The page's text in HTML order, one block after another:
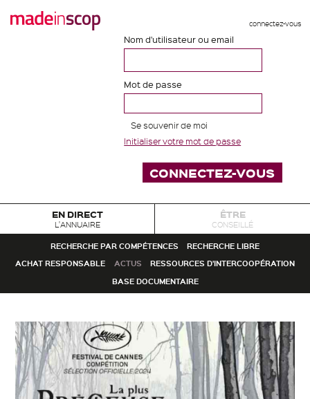
connectez-vous
Nom d'utilisateur ou email
Mot de passe
Se souvenir de moi
Initialiser votre mot de passe
EN DIRECT
L'ANNUAIRE
ÊTRE
CONSEILLÉ
RECHERCHE PAR COMPÉTENCES
RECHERCHE LIBRE
ACHAT RESPONSABLE
ACTUS
RESSOURCES D'INTERCOOPÉRATION
BASE DOCUMENTAIRE